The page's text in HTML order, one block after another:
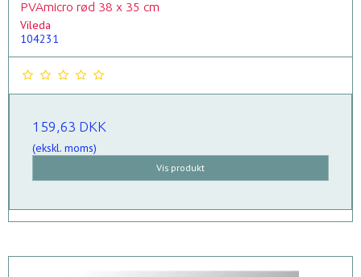
PVAmicro rød 38 x 35 cm
Vileda
104231
159,63 DKK
(ekskl. moms)
Vis produkt